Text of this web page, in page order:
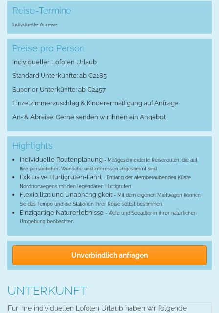
Reise-Termine
Individuelle Anreise.
Preise pro Person
Individueller Lofoten Urlaub
Standard Unterkünfte: ab €2185
Superior Unterkünfte: ab €2457
Einzelzimmerzuschlag & Kinderermäßigung auf Anfrage
An- & Abreise: Gerne senden wir Ihnen ein Angebot
Highlights
Individuelle Routenplanung - Maßgeschneiderte Reiserouten, die auf
Ihre persönlichen Wünsche und Interessen abgestimmt sind
Exklusive Hurtigruten-Fahrt - Entlang der atemberaubenden Küste
Nordnorwegens mit den legendären Hurtigruten
Flexibilität und Unabhängigkeit - Mit dem eigenen Mietwagen können
Sie das Tempo und die Stationen Ihrer Reise selbst bestimmen.
Einzigartige Naturerlebnisse - Wale und Seeadler in ihrer natürlichen
Umgebung beobachten
Unverbindlich anfragen
UNTERKUNFT
Für Ihre individuellen Lofoten Urlaub haben wir folgende